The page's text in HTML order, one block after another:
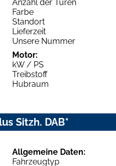
Anzahl der Türen
Farbe
Standort
Lieferzeit
Unsere Nummer
Motor:
kW / PS
Treibstoff
Hubraum
Sitzh. DAB*
Allgemeine Daten:
Fahrzeugtyp